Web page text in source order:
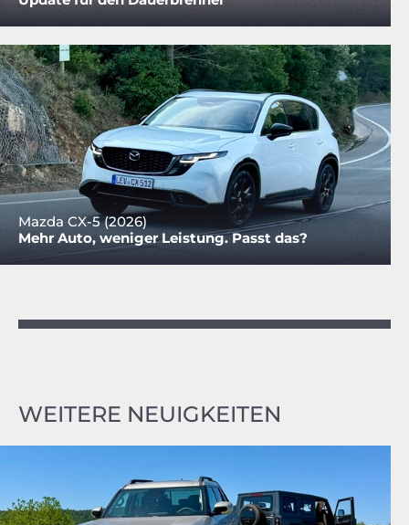
Mazda CX-5 (2026)
Mehr Auto, weniger Leistung. Passt das?
WEITERE NEUIGKEITEN